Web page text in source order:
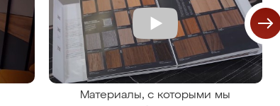
Материалы, с которыми мы